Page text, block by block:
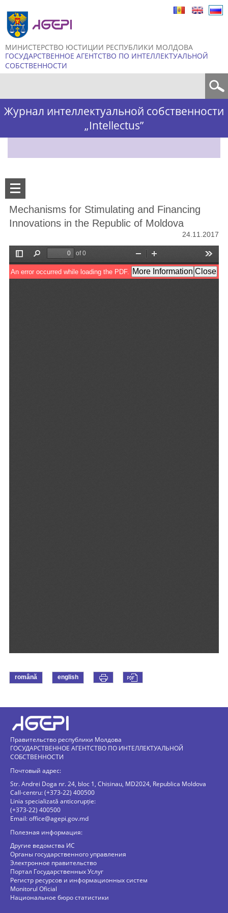
МИНИСТЕРСТВО ЮСТИЦИИ РЕСПУБЛИКИ МОЛДОВА
ГОСУДАРСТВЕННОЕ АГЕНТСТВО ПО ИНТЕЛЛЕКТУАЛЬНОЙ
СОБСТВЕННОСТИ
Журнал интеллектуальной собственности
„Intellectus”
Mechanisms for Stimulating and Financing
Innovations in the Republic of Moldova
24.11.2017
română english
Правительство республики Молдова
ГОСУДАРСТВЕННОЕ АГЕНТСТВО ПО ИНТЕЛЛЕКТУАЛЬНОЙ
СОБСТВЕННОСТИ
Почтовый адрес:
Str. Andrei Doga nr. 24, bloc 1, Chisinau, MD2024, Republica Moldova
Call-centru: (+373-22) 400500
Linia specializată anticorupție:
(+373-22) 400500
Email:office@agepi.gov.md
Полезная информация:
Другие ведомства ИС
Органы государственного управления
Электронное правительство
Портал Государственных Услуг
Регистр ресурсов и информационных систем
Monitorul Oficial
Национальное бюро статистики